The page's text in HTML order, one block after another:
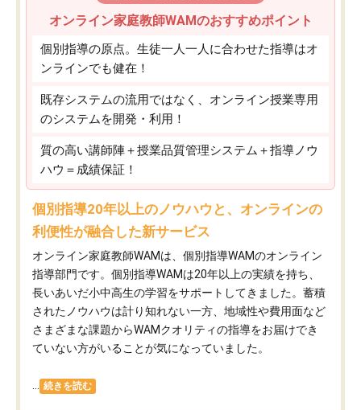
オンライン家庭教師WAMのおすすめポイント
個別指導の原点。生徒一人一人に合わせた指導はオ
ンラインでも健在！
既存システムの流用ではなく、オンライン授業専用
のシステムを開発・利用！
質の高い講師陣＋授業品質管理システム＋指導ノウ
ハウ＝成績保証！
個別指導20年以上のノウハウと、オンラインの
利便性が融合した新サービス
オンライン家庭教師WAMは、個別指導WAMのオンライン
指導部門です。個別指導WAMは20年以上の実績を持ち、
長いあいだ小中高生の学習をサポートしてきました。蓄積
されたノウハウは計り知れない一方、地域性や費用面など
さまざまな課題からWAMクオリティの指導をお届けでき
ていない方がいることが気になっていました。
続きを読む